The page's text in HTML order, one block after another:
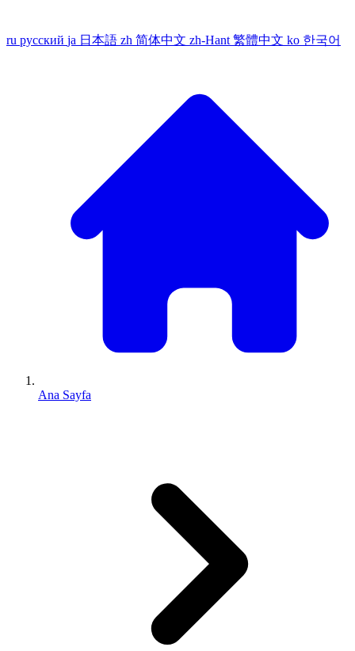
ru русский ja 日本語 zh 简体中文 zh-Hant 繁體中文 ko 한국어
Ana Sayfa